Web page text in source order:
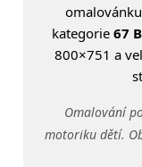
omalovánku
kategorie 67
800×751 a
Omalování
motoriku dětí.